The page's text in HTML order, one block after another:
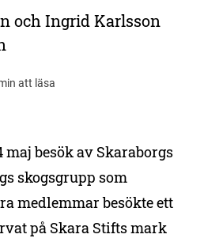
och Ingrid Karlsson
att läsa
maj besök av Skaraborgs
skogsgrupp som
medlemmar besökte ett
på Skara Stifts mark